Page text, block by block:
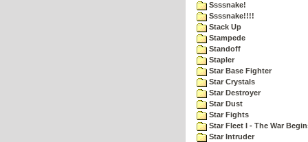
Ssssnake!
Ssssnake!!!!
Stack Up
Stampede
Standoff
Stapler
Star Base Fighter
Star Crystals
Star Destroyer
Star Dust
Star Fights
Star Fleet I - The War
Star Intruder